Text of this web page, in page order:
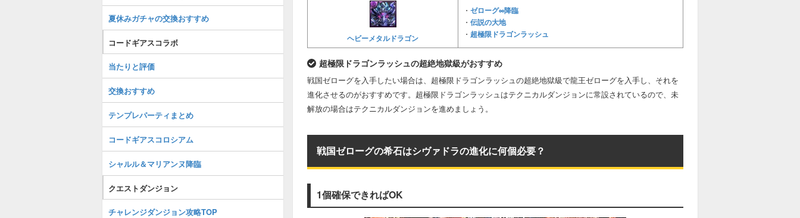
ヘビーメタルドラゴン
・ ゼローグ∞降臨
・ 伝説の大地
・ 超極限ドラゴンラッシュ
超極限ドラゴンラッシュの超絶地獄級がおすすめ
戦国ゼローグを入手したい場合は、超極限ドラゴンラッシュの超絶地獄級で龍王ゼローグを入手し、それを
進化させるのがおすすめです。超極限ドラゴンラッシュはテクニカルダンジョンに常設されているので、未
解放の場合はテクニカルダンジョンを進めましょう。
戦国ゼローグの希石はシヴァドラの進化に何個必要？
1個確保できればOK
夏休みガチャの交換おすすめ
コードギアスコラボ
当たりと評価
交換おすすめ
テンプレパーティまとめ
コードギアスコロシアム
シャルル＆マリアンヌ降臨
クエストダンジョン
チャレンジダンジョン攻略TOP